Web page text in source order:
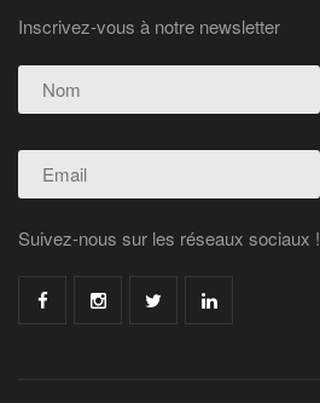
Inscrivez-vous à notre newsletter
Suivez-nous sur les réseaux sociaux !